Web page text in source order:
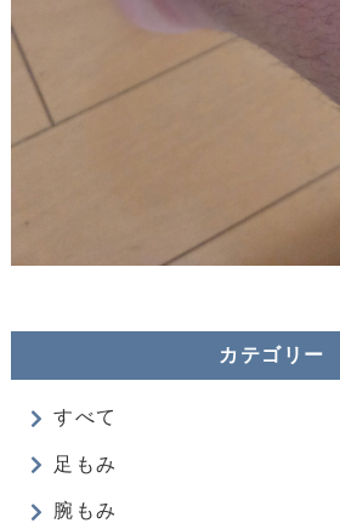
カテゴリー
すべて
足もみ
腕もみ